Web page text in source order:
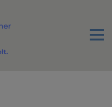
Menu